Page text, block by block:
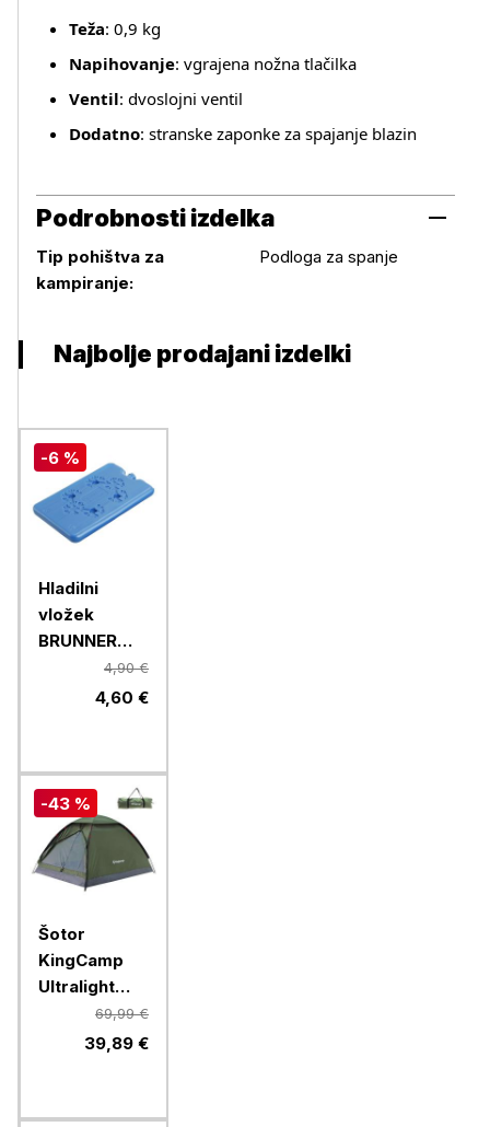
Teža: 0,9 kg
Napihovanje: vgrajena nožna tlačilka
Ventil: dvoslojni ventil
Dodatno: stranske zaponke za spajanje blazin
Podrobnosti izdelka
Podrobnosti izdelka
Tip pohištva za
kampiranje:
Podloga za spanje
Najbolje prodajani izdelki
-6 %
Hladilni
vložek
BRUNNER
Coolpad
200, 2 kosa
4,90 €
4,60 €
-43 %
Šotor
KingCamp
Ultralight
Mondome II,
KT2427,
69,99 €
39,89 €